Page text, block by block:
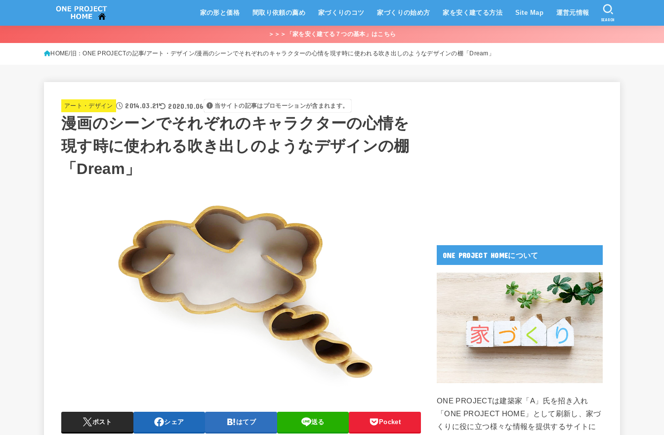
家の形と価格 間取り依頼の薦め 家づくりのコツ 家づくりの始め方 家を安く建てる方法 Site Map 運営元情報
SEARCH
＞＞＞「家を安く建てる７つの基本」はこちら
HOME 旧：ONE PROJECTの記事 アート・デザイン 漫画のシーンでそれぞれのキャラクターの心情を現す時に使われる吹き出しのようなデザインの棚「Dream」
アート・デザイン 2014.03.21 2020.10.06 当サイトの記事はプロモーションが含まれます。
漫画のシーンでそれぞれのキャラクターの心情を
現す時に使われる吹き出しのようなデザインの棚
「Dream」
ポスト シェア はてブ 送る Pocket
ONE PROJECT HOMEについて
ONE PROJECTは建築家「A」氏を招き入れ
「ONE PROJECT HOME」として刷新し、家づ
くりに役に立つ様々な情報を提供するサイトに